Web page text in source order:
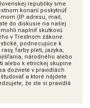
republiky sme
konaní poskytnúť
(IP adresu, mail,
do diskusie na našej
naplniť skutkovú
v Trestnom zákone.
podnecujúce k
farby pleti, jazyka,
národného alebo
alebo k etnickej skupine
dozviete v pravidlách
a ktoré nájdete
že ste si pravidlá